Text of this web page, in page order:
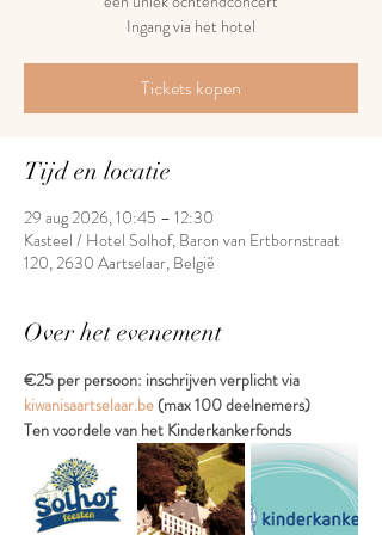
Ingang via het hotel
Tickets kopen
Tijd en locatie
29 aug 2026, 10:45 – 12:30
Kasteel / Hotel Solhof, Baron van Ertbornstraat
120, 2630 Aartselaar, België
Over het evenement
€25 per persoon: inschrijven verplicht via
kiwanisaartselaar.be (max 100 deelnemers)
Ten voordele van het Kinderkankerfonds